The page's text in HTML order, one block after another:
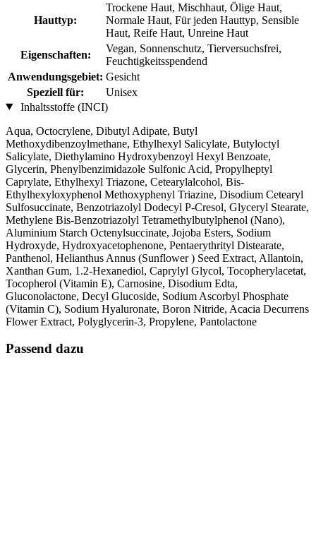
Hauttyp:
Trockene Haut, Mischhaut, Ölige Haut,
Normale Haut, Für jeden Hauttyp, Sensible
Haut, Reife Haut, Unreine Haut
Eigenschaften:
Vegan, Sonnenschutz, Tierversuchsfrei,
Feuchtigkeitsspendend
Anwendungsgebiet: Gesicht
Speziell für:
Unisex
Inhaltsstoffe (INCI)
Aqua, Octocrylene, Dibutyl Adipate, Butyl
Methoxydibenzoylmethane, Ethylhexyl Salicylate, Butyloctyl
Salicylate, Diethylamino Hydroxybenzoyl Hexyl Benzoate,
Glycerin, Phenylbenzimidazole Sulfonic Acid, Propylheptyl
Caprylate, Ethylhexyl Triazone, Cetearylalcohol, Bis-
Ethylhexyloxyphenol Methoxyphenyl Triazine, Disodium Cetearyl
Sulfosuccinate, Benzotriazolyl Dodecyl P-Cresol, Glyceryl Stearate,
Methylene Bis-Benzotriazolyl Tetramethylbutylphenol (Nano),
Aluminium Starch Octenylsuccinate, Jojoba Esters, Sodium
Hydroxyde, Hydroxyacetophenone, Pentaerythrityl Distearate,
Panthenol, Helianthus Annus (Sunflower ) Seed Extract, Allantoin,
Xanthan Gum, 1.2-Hexanediol, Caprylyl Glycol, Tocopherylacetat,
Tocopherol (Vitamin E), Carnosine, Disodium Edta,
Gluconolactone, Decyl Glucoside, Sodium Ascorbyl Phosphate
(Vitamin C), Sodium Hyaluronate, Boron Nitride, Acacia Decurrens
Flower Extract, Polyglycerin-3, Propylene, Pantolactone
Passend dazu